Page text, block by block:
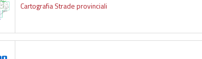
Cartografia Strade provinciali